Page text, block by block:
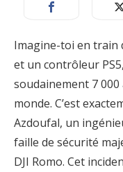
Imagine-toi en train
et un contrôleur
soudainement 7
monde. C’est
Azdoufal, un
faille de sécurité
DJI Romo. Cet